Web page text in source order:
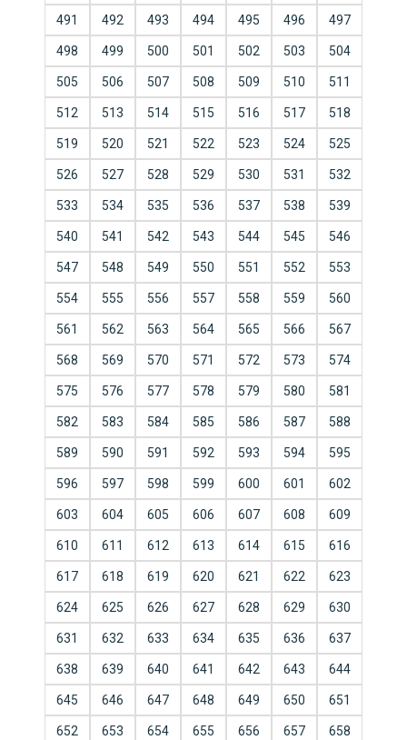
491 492 493 494 495 496 497
498 499 500 501 502 503 504
505 506 507 508 509 510 511
512 513 514 515 516 517 518
519 520 521 522 523 524 525
526 527 528 529 530 531 532
533 534 535 536 537 538 539
540 541 542 543 544 545 546
547 548 549 550 551 552 553
554 555 556 557 558 559 560
561 562 563 564 565 566 567
568 569 570 571 572 573 574
575 576 577 578 579 580 581
582 583 584 585 586 587 588
589 590 591 592 593 594 595
596 597 598 599 600 601 602
603 604 605 606 607 608 609
610 611 612 613 614 615 616
617 618 619 620 621 622 623
624 625 626 627 628 629 630
631 632 633 634 635 636 637
638 639 640 641 642 643 644
645 646 647 648 649 650 651
652 653 654 655 656 657 658